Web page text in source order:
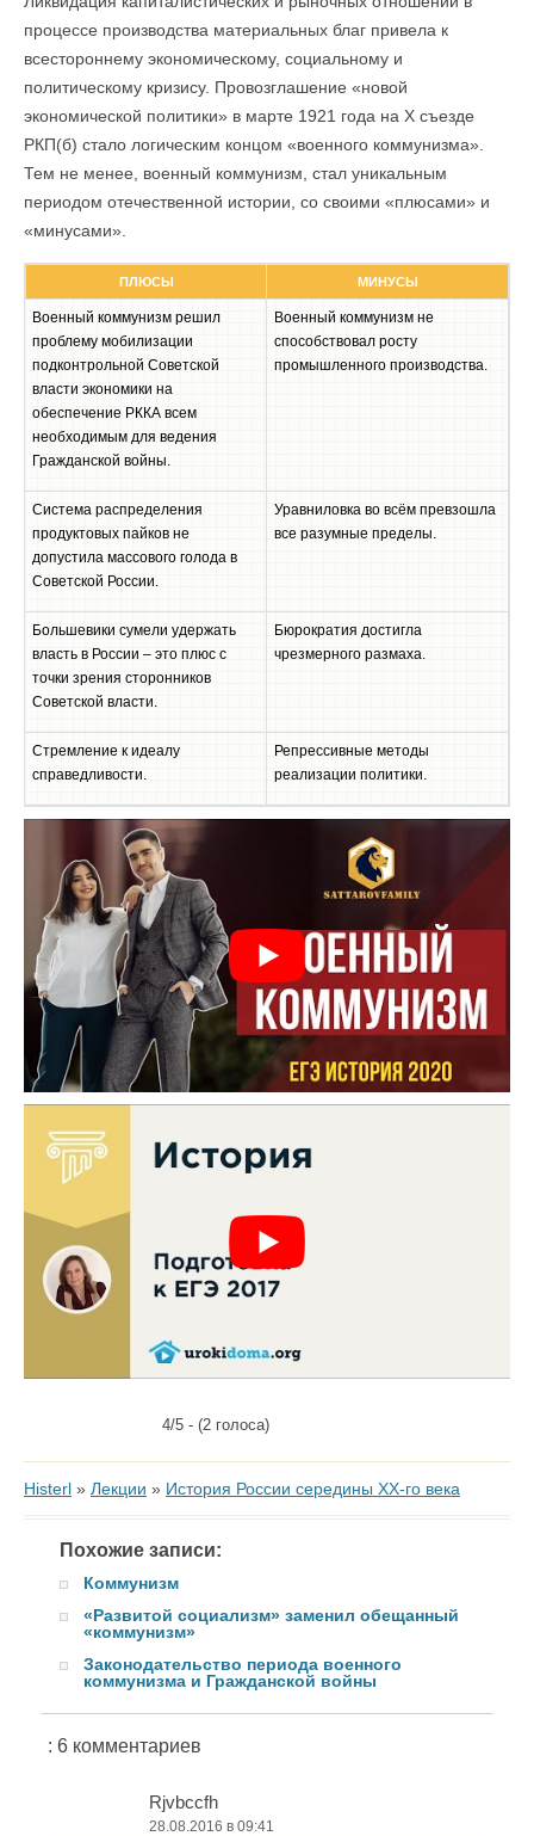
процессе производства материальных благ привела к
всестороннему экономическому, социальному и
политическому кризису. Провозглашение «новой
экономической политики» в марте 1921 года на X съезде
РКП(б) стало логическим концом «военного коммунизма».
Тем не менее, военный коммунизм, стал уникальным
периодом отечественной истории, со своими «плюсами» и
«минусами».
ПЛЮСЫ МИНУСЫ
Военный коммунизм решил
проблему мобилизации
подконтрольной Советской
власти экономики на
обеспечение РККА всем
необходимым для ведения
Гражданской войны.
Военный коммунизм не
способствовал росту
промышленного производства.
Система распределения
продуктовых пайков не
допустила массового голода в
Советской России.
Уравниловка во всём превзошла
все разумные пределы.
Большевики сумели удержать
власть в России – это плюс с
точки зрения сторонников
Советской власти.
Бюрократия достигла
чрезмерного размаха.
Стремление к идеалу
справедливости.
Репрессивные методы
реализации политики.
4/5 - (2 голоса)
Histerl » Лекции » История России середины XX-го века
Похожие записи:
Коммунизм
«Развитой социализм» заменил обещанный
«коммунизм»
Законодательство периода военного
коммунизма и Гражданской войны
: 6 комментариев
Rjvbccfh
28.08.2016 в 09:41